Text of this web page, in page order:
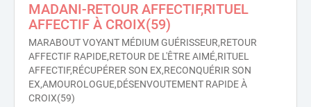
MADANI-RETOUR AFFECTIF,RITUEL
AFFECTIF À CROIX(59)
MARABOUT VOYANT MÉDIUM GUÉRISSEUR,RETOUR
AFFECTIF RAPIDE,RETOUR DE L'ÊTRE AIMÉ,RITUEL
AFFECTIF,RÉCUPÉRER SON EX,RECONQUÉRIR SON
EX,AMOUROLOGUE,DÉSENVOUTEMENT RAPIDE À
CROIX(59)